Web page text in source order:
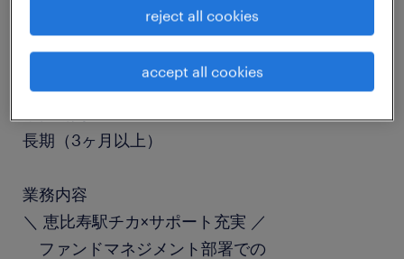
職種
一般事務・OA事務
長期（3ヶ月以上）
業務内容
＼ 恵比寿駅チカ×サポート充実 ／
ファンドマネジメント部署での
reject all cookies
accept all cookies